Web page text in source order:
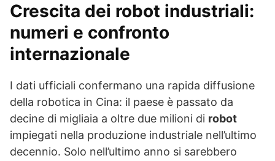
Crescita dei robot industriali:
numeri e confronto
internazionale
I dati ufficiali confermano una rapida diffusione
della robotica in Cina: il paese è passato da
decine di migliaia a oltre due milioni di robot
impiegati nella produzione industriale nell’ultimo
decennio. Solo nell’ultimo anno si sarebbero